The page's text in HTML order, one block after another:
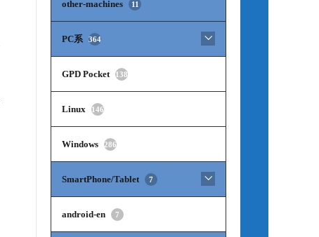
other-machines 11
PC系 364
GPD Pocket 138
Linux 146
Windows 286
SmartPhone/Tablet 7
android-en 7